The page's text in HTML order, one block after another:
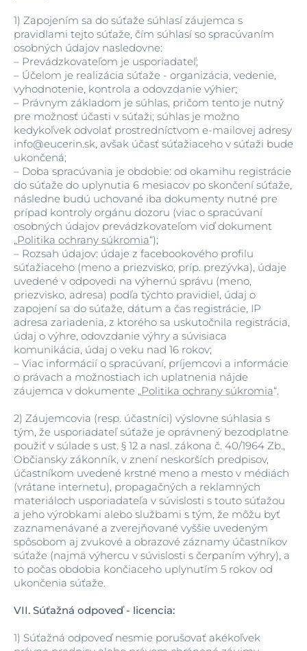
1) Zapojením sa do súťaže súhlasí záujemca s
pravidlami tejto súťaže, čím súhlasí so spracúvaním
osobných údajov nasledovne:
– Prevádzkovateľom je usporiadateľ;
– Účelom je realizácia súťaže - organizácia, vedenie,
vyhodnotenie, kontrola a odovzdanie výhier;
– Právnym základom je súhlas, pričom tento je nutný
pre možnosť účasti v súťaži; súhlas je možno
kedykoľvek odvolať prostredníctvom e-mailovej adresy
info@eucerin.sk, avšak účasť súťažiaceho v súťaži bude
ukončená;
– Doba spracúvania je obdobie: od okamihu registrácie
do súťaže do uplynutia 6 mesiacov po skončení súťaže,
následne budú uchované iba dokumenty nutné pre
prípad kontroly orgánu dozoru (viac o spracúvaní
osobných údajov prevádzkovateľom viď dokument
„Politika ochrany súkromia“);
– Rozsah údajov: údaje z facebookového profilu
súťažiaceho (meno a priezvisko, príp. prezývka), údaje
uvedené v odpovedi na výhernú správu (meno,
priezvisko, adresa) podľa týchto pravidiel, údaj o
zapojení sa do súťaže, dátum a čas registrácie, IP
adresa zariadenia, z ktorého sa uskutočnila registrácia,
údaj o výhre, odovzdanie výhry a súvisiaca
komunikácia, údaj o veku nad 16 rokov;
– Viac informácií o spracúvaní, príjemcovi a informácie
o právach a možnostiach ich uplatnenia nájde
záujemca v dokumente „Politika ochrany súkromia“.
2) Záujemcovia (resp. účastníci) výslovne súhlasia s
tým, že usporiadateľ súťaže je oprávnený bezodplatne
použiť v súlade s ust. § 12 a nasl. zákona č. 40/1964 Zb.,
Občiansky zákonník, v znení neskorších predpisov,
účastníkom uvedené krstné meno a mesto v médiách
(vrátane internetu), propagačných a reklamných
materiáloch usporiadateľa v súvislosti s touto súťažou
a jeho výrobkami alebo službami s tým, že môžu byť
zaznamenávané a zverejňované vyššie uvedeným
spôsobom aj zvukové a obrazové záznamy účastníkov
súťaže (najmä výhercu v súvislosti s čerpaním výhry), a
to počas obdobia končiaceho uplynutím 5 rokov od
ukončenia súťaže.
VII. Súťažná odpoveď - licencia:
1) Súťažná odpoveď nesmie porušovať akékoľvek